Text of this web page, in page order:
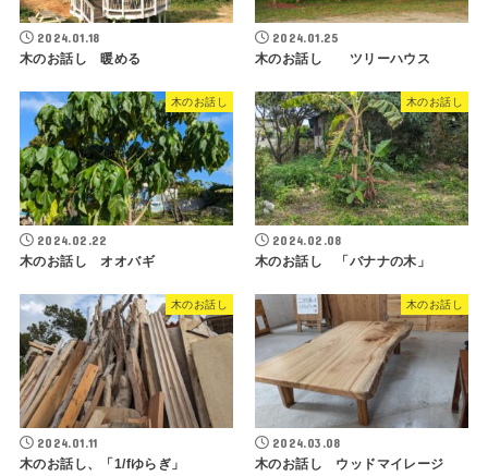
2024.01.18
木のお話し 暖める
2024.01.25
木のお話し ツリーハウス
木のお話し
2024.02.22
木のお話し オオバギ
木のお話し
2024.02.08
木のお話し 「バナナの木」
木のお話し
2024.01.11
木のお話し、「1/fゆらぎ」
木のお話し
2024.03.08
木のお話し ウッドマイレージ